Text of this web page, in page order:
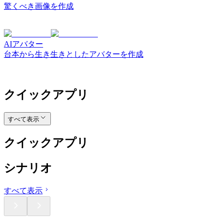
驚くべき画像を作成
AIアバター
台本から生き生きとしたアバターを作成
クイックアプリ
すべて表示
クイックアプリ
シナリオ
すべて表示